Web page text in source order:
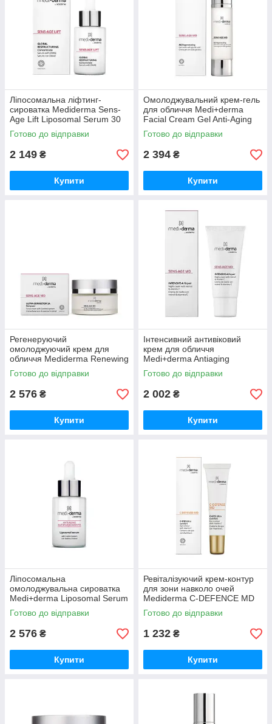
Ліпосомальна ліфтинг-
сироватка Mediderma Sens-
Age Lift Liposomal Serum 30
мл
Готово до відправки
2 149 ₴
Купити
Омолоджувальний крем-гель
для обличчя Medi+derma
Facial Cream Gel Anti-Aging
50 мл
Готово до відправки
2 394 ₴
Купити
Регенеруючий
омолоджуючий крем для
обличчя Mediderma Renewing
Facial Cream Sens-Age MD
50 мл
Готово до відправки
2 576 ₴
Купити
Інтенсивний антивіковий
крем для обличчя
Medi+derma Antiaging
Intensive Facial Cream 0,25%
30 мл
Готово до відправки
2 002 ₴
Купити
Ліпосомальна
омолоджувальна сироватка
Medi+derma Liposomal Serum
Anti-Aging 30 мл
Готово до відправки
2 576 ₴
Купити
Ревіталізуючий крем-контур
для зони навколо очей
Mediderma C-DEFENCE MD
Eye Contour 15 мл
Готово до відправки
1 232 ₴
Купити